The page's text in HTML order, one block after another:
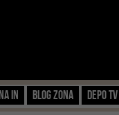
IN Blog zona Depo TV